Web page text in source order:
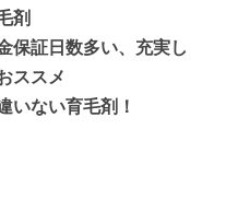
剤
保証日数多い、充実し
ススメ
いない育毛剤！